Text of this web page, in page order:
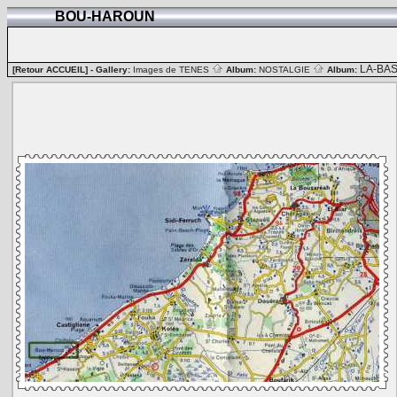
BOU-HAROUN
[Retour ACCUEIL] - Gallery: Images de TENES Album: NOSTALGIE Album: LA-BAS